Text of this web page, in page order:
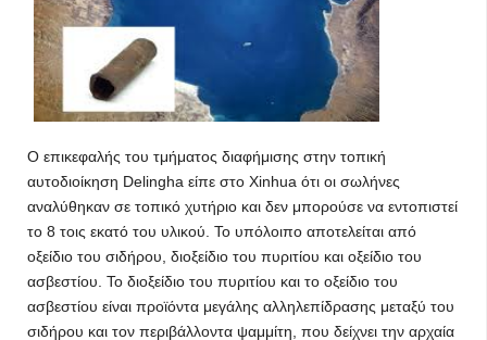
Ο επικεφαλής του τμήματος διαφήμισης στην τοπική
αυτοδιοίκηση Delingha είπε στο Xinhua ότι οι σωλήνες
αναλύθηκαν σε τοπικό χυτήριο και δεν μπορούσε να εντοπιστεί
το 8 τοις εκατό του υλικού. Το υπόλοιπο αποτελείται από
οξείδιο του σιδήρου, διοξείδιο του πυριτίου και οξείδιο του
ασβεστίου. Το διοξείδιο του πυριτίου και το οξείδιο του
ασβεστίου είναι προϊόντα μεγάλης αλληλεπίδρασης μεταξύ του
σιδήρου και τον περιβάλλοντα ψαμμίτη, που δείχνει την αρχαία